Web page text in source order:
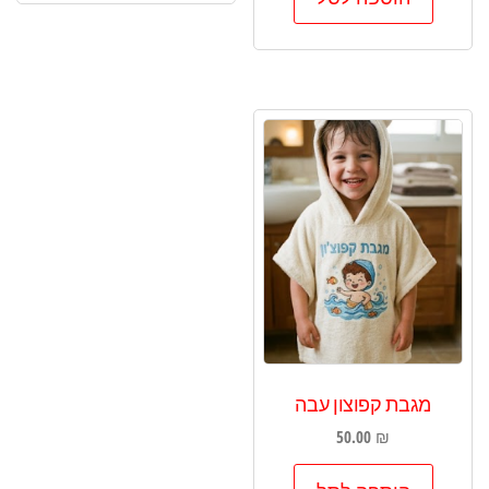
מגבת קפוצון עבה
50.00 ₪